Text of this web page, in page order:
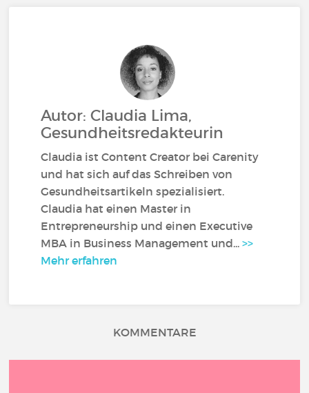
Autor: Claudia Lima,
Gesundheitsredakteurin
Claudia ist Content Creator bei Carenity
und hat sich auf das Schreiben von
Gesundheitsartikeln spezialisiert.
Claudia hat einen Master in
Entrepreneurship und einen Executive
MBA in Business Management und...>>
Mehr erfahren
KOMMENTARE